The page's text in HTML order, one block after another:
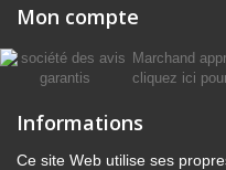
Mon compte
Marchand
cliquez ici
Informations
Ce site Web utilise ses